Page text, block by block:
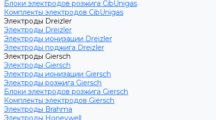
Блоки электродов розжига CibUnigas
Комплекты электродов CibUnigas
Электроды Dreizler
Электроды Dreizler
Электроды ионизации Dreizler
Электроды поджига Dreizler
Электроды Giersch
Электроды Giersch
Электроды ионизации Giersch
Электроды розжига Giersch
Блоки электродов розжига Giersch
Комплекты электродов Giersch
Электроды Brahma
Электроды Honeywell